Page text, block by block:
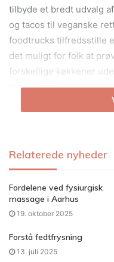
tilbyde et bredt udvalg
og tacos til veganske
foodtrucks tilfredsstille
det muligt for folk at
forskellige køkkener
restauranter.
stand til at deltage i
sportsbegivenheder,
gade i byen. Denne
Støtte til
Relaterede nyheder
Fordelene ved fysiurgisk
massage i Aarhus
19. oktober 2025
Forstå fedtfrysning
13. juli 2025